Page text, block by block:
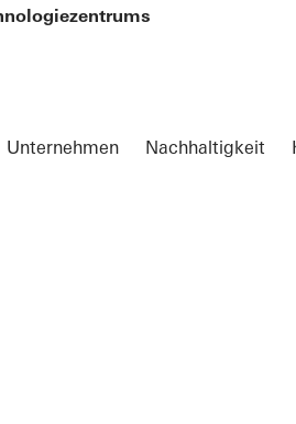
Unternehmen Nachhaltigkeit